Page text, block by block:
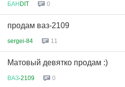
БАНDIT 0
продам ваз-2109
sergei-84 11
Матовый девятко продам :)
ВАЗ-2109 0